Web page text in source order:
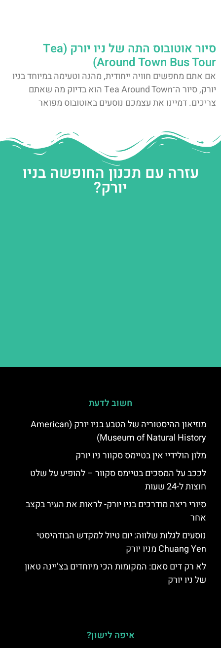
סיור אוטובוס התה של ניו יורק (Tea
Around Town Bus Tour)
אם אתם מחפשים חוויה ייחודית, מהנה וטעימה במיוחד בניו
יורק, סיור ה־Tea Around Town הוא בדיוק מה שאתם
צריכים. דמיינו את עצמכם נוסעים באוטובוס מפואר
עזרה עם תכנון החופשה בניו
יורק?
חשוב לדעת
מוזיאון ההיסטוריה של הטבע בניו יורק (American
Museum of Natural History)
מלון הולידיי אין בטיימס סקוור ניו יורק
לככב על המסכים בטיימס סקוור – להופיע על שלט
חוצות ל-24 שעות
סיורי ריצה מודרכים בניו יורק- לראות את העיר בקצב
אחר
נוסעים לגלות שלווה: יום טיול למקדש הבודהיסטי
Chuang Yen מניו יורק
לא רק דים סאם: המקומות הכי מיוחדים בצ’יינה טאון
של ניו יורק
איפה לישון?